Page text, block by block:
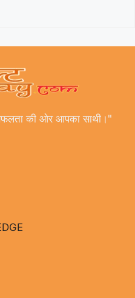
की ओर आपका साथी।"